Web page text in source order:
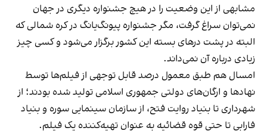
مشابهی از این وضعیت را در هیچ جشنواره دیگری در جهان
نمی‌توان سراغ گرفت، مگر جشنواره پیونگ‌یانگ در کره شمالی که
البته در پشت درهای بسته این کشور برگزار می‌شود و کسی چیز
زیادی درباره آن نمی‌داند.
امسال هم طبق معمول درصد قابل توجهی از فیلم‌ها توسط
نهادها و ارگان‌های دولتی جمهوری اسلامی تولید شده بودند؛ از
شهرداری تا بنیاد روایت فتح، از سازمان سینمایی سوره و بنیاد
فارابی تا حتی قوه قضائیه به عنوان تهیه‌کننده یک فیلم.